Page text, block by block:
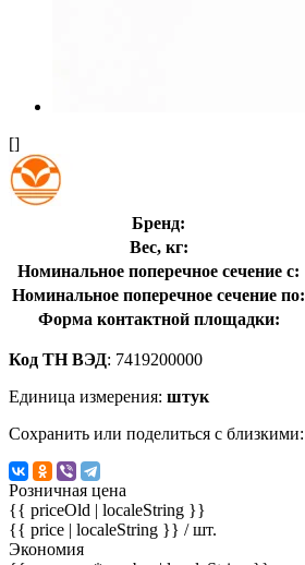
[]
Бренд:
Вес, кг:
Номинальное поперечное сечение с:
Номинальное поперечное сечение по:
Форма контактной площадки:
Код ТН ВЭД: 7419200000
Единица измерения: штук
Сохранить или поделиться с близкими:
Розничная цена
{{ priceOld | localeString }}
{{ price | localeString }} / шт.
Экономия